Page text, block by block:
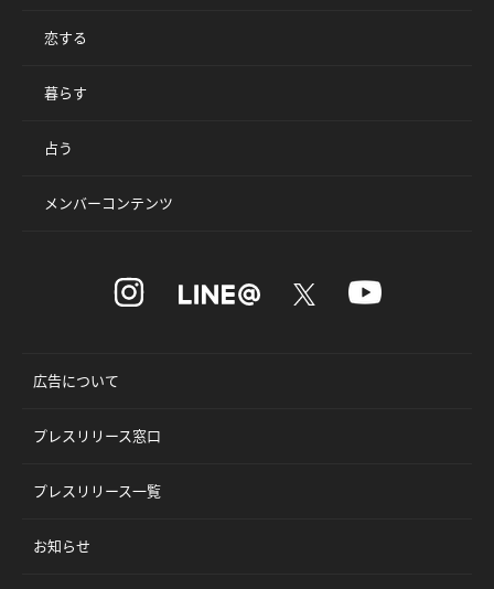
恋する
暮らす
占う
メンバーコンテンツ
広告について
プレスリリース窓口
プレスリリース一覧
お知らせ